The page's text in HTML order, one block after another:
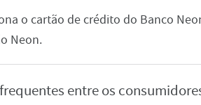
o cartão de crédito do Banco
Neon.
entre os